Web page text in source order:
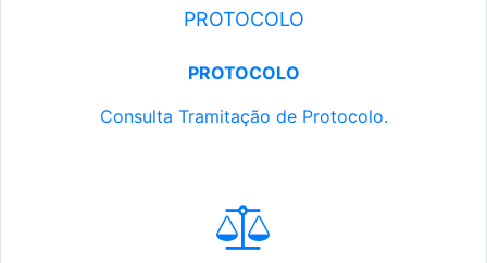
PROTOCOLO
PROTOCOLO
Consulta Tramitação de Protocolo.